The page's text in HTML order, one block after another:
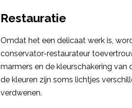
Restauratie
Omdat het een delicaat werk is,
conservator-restaurateur
marmers en de kleurschakering
de kleuren zijn soms lichtjes
verdwenen.